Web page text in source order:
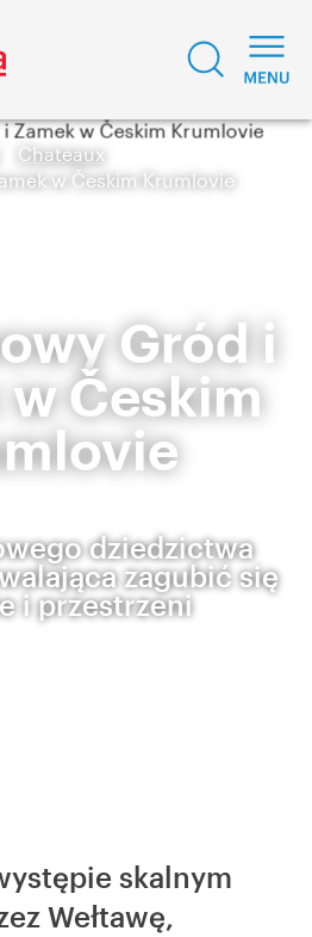
Chateaux
w Českim Krumlovie
Gród i
w Českim
dziedzictwa
zagubić się
i przestrzeni
skalnym
Wełtawę,